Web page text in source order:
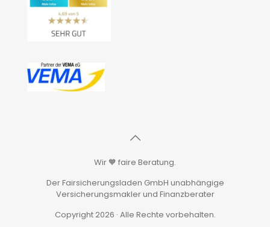
Wir 🧡 faire Beratung.
Der Fairsicherungsladen GmbH unabhängige
Versicherungsmakler und Finanzberater
Copyright 2026 · Alle Rechte vorbehalten.